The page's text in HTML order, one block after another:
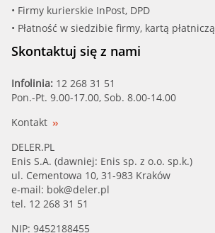
• Firmy kurierskie InPost, DPD
• Płatność w siedzibie firmy, kartą płatniczą
Skontaktuj się z nami
Infolinia: 12 268 31 51
Pon.-Pt. 9.00-17.00, Sob. 8.00-14.00
Kontakt
DELER.PL
Enis S.A. (dawniej: Enis sp. z o.o. sp.k.)
ul. Cementowa 10, 31-983 Kraków
e-mail: bok@deler.pl
tel. 12 268 31 51
NIP: 9452188455